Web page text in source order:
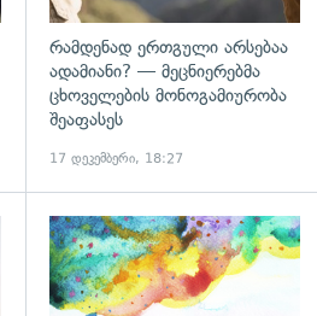
რამდენად ერთგული არსებაა
ადამიანი? — მეცნიერებმა
ცხოველების მონოგამიურობა
შეაფასეს
17 დეკემბერი, 18:27
გადახედვა